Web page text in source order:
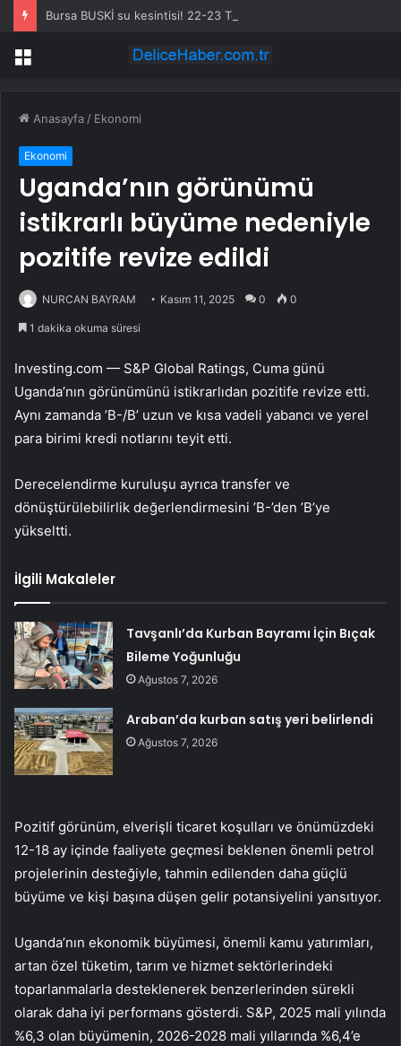
Menü
Anasayfa / Ekonomi
Ekonomi
Uganda’nın görünümü
istikrarlı büyüme nedeniyle
pozitife revize edildi
NURCAN BAYRAM Kasım 11, 2025 0 0
1 dakika okuma süresi
Investing.com — S&P Global Ratings, Cuma günü
Uganda’nın görünümünü istikrarlıdan pozitife revize etti.
Aynı zamanda ’B-/B’ uzun ve kısa vadeli yabancı ve yerel
para birimi kredi notlarını teyit etti.
Derecelendirme kuruluşu ayrıca transfer ve
dönüştürülebilirlik değerlendirmesini ’B-’den ’B’ye
yükseltti.
İlgili Makaleler
Tavşanlı’da Kurban Bayramı İçin Bıçak
Bileme Yoğunluğu
Ağustos 7, 2026
Araban’da kurban satış yeri belirlendi
Ağustos 7, 2026
Pozitif görünüm, elverişli ticaret koşulları ve önümüzdeki
12-18 ay içinde faaliyete geçmesi beklenen önemli petrol
projelerinin desteğiyle, tahmin edilenden daha güçlü
büyüme ve kişi başına düşen gelir potansiyelini yansıtıyor.
Uganda’nın ekonomik büyümesi, önemli kamu yatırımları,
artan özel tüketim, tarım ve hizmet sektörlerindeki
toparlanmalarla desteklenerek benzerlerinden sürekli
olarak daha iyi performans gösterdi. S&P, 2025 mali yılında
%6,3 olan büyümenin, 2026-2028 mali yıllarında %6,4’e